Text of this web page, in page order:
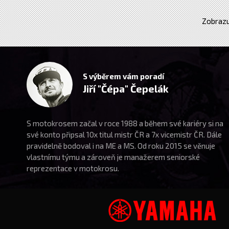
S výběrem vám poradí
Jiří "Čépa" Čepelák
S motokrosem začal v roce 1988 a během své kariéry si na
své konto připsal 10x titul mistr ČR a 7x vicemistr ČR. Dále
pravidelně bodoval i na ME a MS. Od roku 2015 se věnuje
vlastnímu týmu a zároveň je manažerem seniorské
reprezentace v motokrosu.